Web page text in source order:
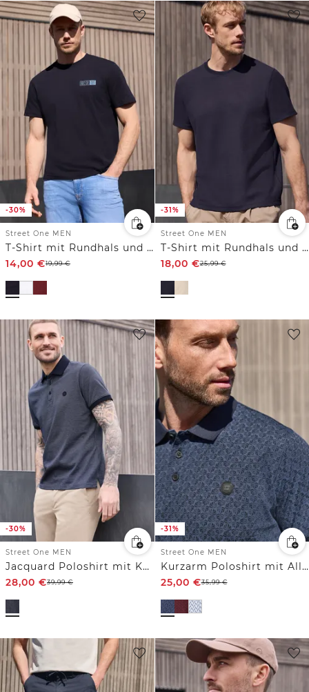
-30%
Street One MEN
T-Shirt mit Rundhals und Chestprint
14,00 €19,99€
-31%
Street One MEN
T-Shirt mit Rundhals und Strickstruktur
18,00 €25,99€
-30%
Street One MEN
Jacquard Poloshirt mit Kurzarm
28,00 €39,99€
-31%
Street One MEN
Kurzarm Poloshirt mit Allover-Print
25,00 €35,99€